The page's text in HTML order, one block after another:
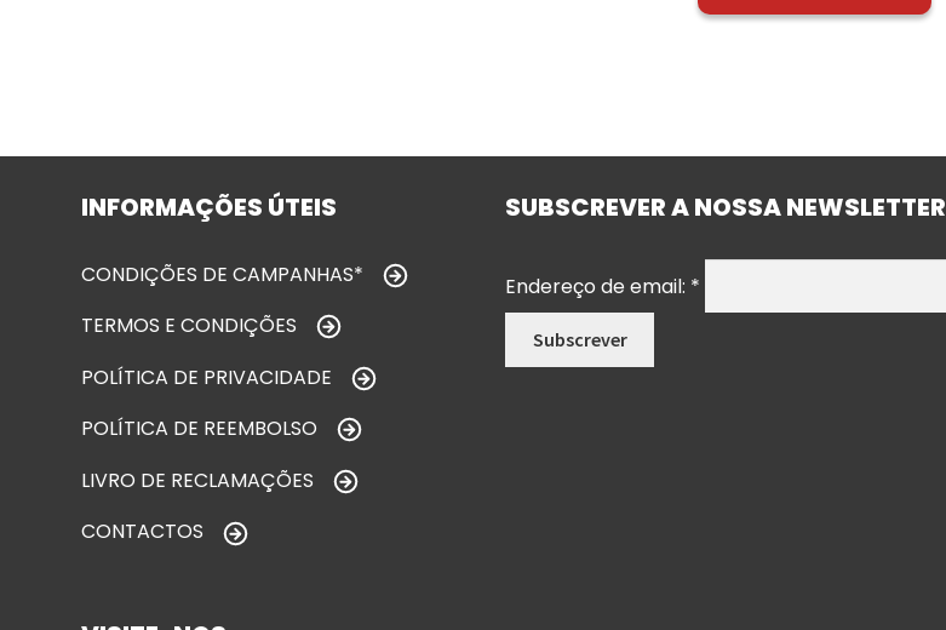
INFORMAÇÕES ÚTEIS
CONDIÇÕES DE CAMPANHAS*
TERMOS E CONDIÇÕES
POLÍTICA DE PRIVACIDADE
POLÍTICA DE REEMBOLSO
LIVRO DE RECLAMAÇÕES
CONTACTOS
SUBSCREVER A NOSSA NEWSLETTER
Endereço de email: *